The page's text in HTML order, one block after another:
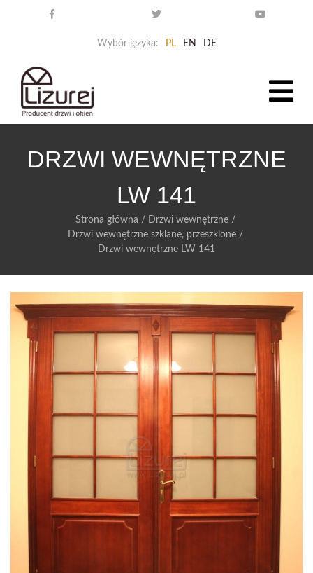
Wybór języka: PL EN DE
DRZWI WEWNĘTRZNE
LW 141
Strona główna / Drzwi wewnętrzne/
Drzwi wewnętrzne szklane, przeszklone/
Drzwi wewnętrzne LW 141